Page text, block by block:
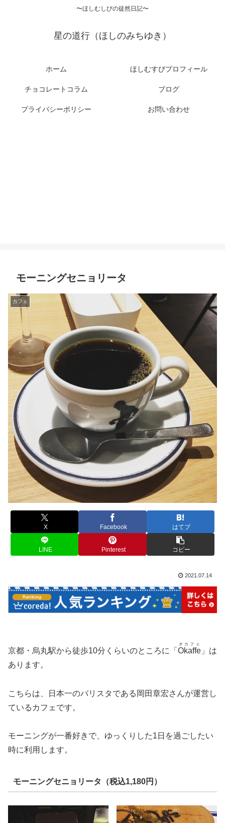
〜ほしむしびの徒然日記〜
星の道行（ほしのみちゆき）
ホーム ほしむすびプロフィール
チョコレートコラム ブログ
プライバシーポリシー お問い合わせ
モーニングセニョリータ
カフェ
X Facebook はてブ
LINE Pinterest コピー
2021.07.14
京都・烏丸駅から徒歩10分くらいのところに「 Okaffe
オカフェ
」は
あります。
こちらは、日本一のバリスタである岡田章宏さんが運営し
ているカフェです。
モーニングが一番好きで、ゆっくりした1日を過ごしたい
時に利用します。
モーニングセニョリータ（税込1,180円）